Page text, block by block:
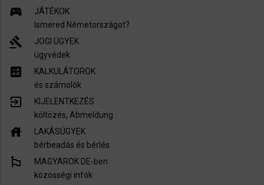
sports_esports
JÁTÉKOK
Ismered Németországot?
gavel
JOGI ÜGYEK
ügyvédek
calculate
KALKULÁTOROK
és számolók
exit_to_app
KIJELENTKEZÉS
költözés, Abmeldung
house
LAKÁSÜGYEK
bérbeadás és bérlés
emoji_flags
MAGYAROK DE-ben
közösségi infók